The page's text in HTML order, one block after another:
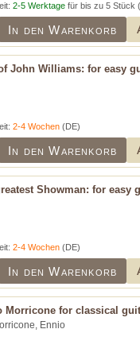
2-5 Werktage für bis zu 5 Stück
In den Warenkorb
John Williams: for easy
2-4 Wochen (DE)
In den Warenkorb
Showman: for easy
2-4 Wochen (DE)
In den Warenkorb
Morricone for classical
Ennio